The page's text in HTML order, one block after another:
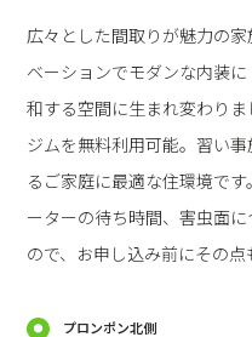
広々とした間取りが魅力の
ベーションでモダンな内装
和する空間に生まれ変わり
ジムを無料利用可能。習い
るご家庭に最適な住環境で
ーターの待ち時間、害虫面
ので、お申し込み前にその点
プロンポン北側